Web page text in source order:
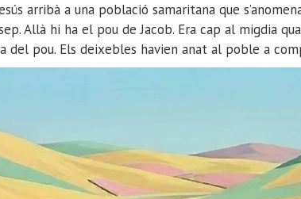
arribà a una població samaritana que
Allà hi ha el pou de Jacob. Era cap al migdia
del pou. Els deixebles havien anat al poble a